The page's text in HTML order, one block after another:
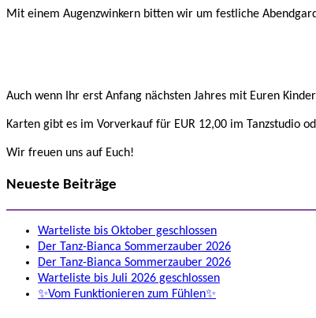
Mit einem Augenzwinkern bitten wir um festliche
Auch wenn Ihr erst Anfang nächsten Jahres mit Euren
Karten gibt es im Vorverkauf für EUR 12,00 im Tanzstudio
Wir freuen uns auf Euch!
Neueste Beiträge
Warteliste bis Oktober geschlossen
Der Tanz-Bianca Sommerzauber 2026
Der Tanz-Bianca Sommerzauber 2026
Warteliste bis Juli 2026 geschlossen
✨Vom Funktionieren zum Fühlen✨